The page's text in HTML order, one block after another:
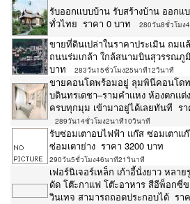
รับออกเเบบบ้าน รับสร้างบ้าน ออกเเ
ทั่วไทย ราคา 0 บาท
280วัน8ชั่วโมง
ขายที่ดินเปล่าในราคาประเมิน ถมแ
ถนนร่มเกล้า ใกล้สนามบินสุวรรณภู
บาท
283วัน15ชั่วโมง25นาที12วินาที
ขายคอนโดพร้อมอยู่ ลุมพินีคอนโด
บดินทรเดชา–รามคำแหง ห้องตกแต่
ครบทุกมุม เข้ามาอยู่ได้เลยทันที รา
289วัน14ชั่วโมง2นาที10วินาที
รับซ่อมเตาอบไฟฟ้า แก๊ส ซ่อมเตาแ
ซ่อมเตาย่าง ราคา 3200 บาท
290วัน5ชั่วโมง46นาที21วินาที
เฟอร์นิเจอร์เหล็ก เก้าอี้นั่งยาว หลา
ดัด โต๊ะกาแฟ โต๊ะอาหาร สีอีพ็อกซี่
วินเทจ สามารถถอดประกอบได้ รา